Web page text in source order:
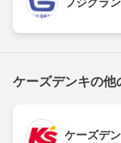
ケーズデンキの他
ケーズデ